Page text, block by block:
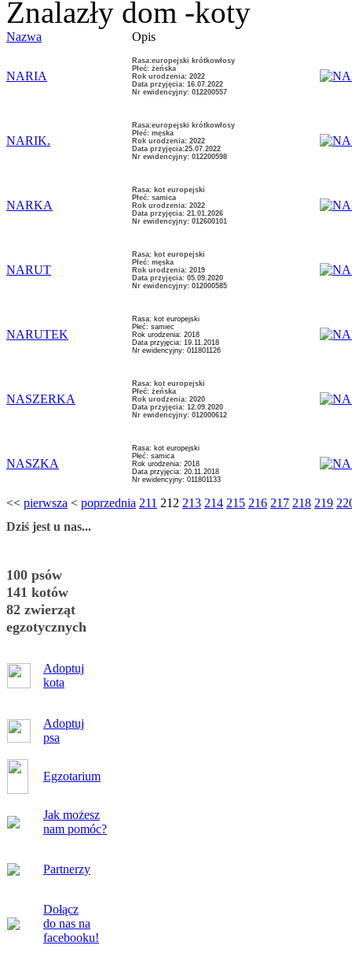
Znalazły dom -koty
Nazwa Opis
NARIA
Rasa:europejski krótkowłosy
Płeć: żeńska
Rok urodzenia: 2022
Data przyjęcia: 16.07.2022
Nr ewidencyjny: 012200557
NARIK.
Rasa:europejski krótkowłosy
Płeć: męska
Rok urodzenia: 2022
Data przyjęcia:25.07.2022
Nr ewidencyjny: 012200598
NARKA
Rasa: kot europejski
Płeć: samica
Rok urodzenia: 2022
Data przyjęcia: 21.01.2026
Nr ewidencyjny: 012600101
NARUT
Rasa: kot europejski
Płeć: męska
Rok urodzenia: 2019
Data przyjęcia: 05.09.2020
Nr ewidencyjny: 012000585
NARUTEK
Rasa: kot europejski
Płeć: samiec
Rok urodzenia: 2018
Data przyjęcia: 19.11.2018
Nr ewidencyjny: 011801126
NASZERKA
Rasa: kot europejski
Płeć: żeńska
Rok urodzenia: 2020
Data przyjęcia: 12.09.2020
Nr ewidencyjny: 012000612
NASZKA
Rasa: kot europejski
Płeć: samica
Rok urodzenia: 2018
Data przyjęcia: 20.11.2018
Nr ewidencyjny: 011801133
<< pierwsza < poprzednia 211 212 213 214 215 216 217 218 219
Dziś jest u nas...
100 psów
141 kotów
82 zwierząt
egzotycznych
Adoptuj
kota
Adoptuj
psa
Egzotarium
Jak możesz
nam pomóc?
Partnerzy
Dołącz
do nas na
facebooku!